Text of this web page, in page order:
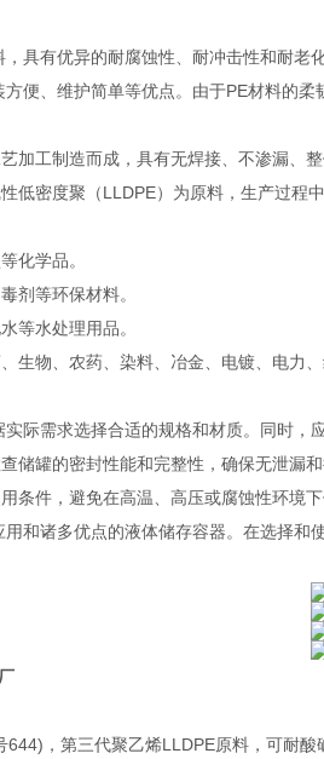
具有优异的耐腐蚀性、耐冲击性和耐老
便、维护简单等优点。由于PE材料的
加工制造而成，具有无焊接、不渗漏、整
低密度聚（LLDPE）为原料，生产过程
化学品。
剂等环保材料。
等水处理用品。
生物、农药、染料、冶金、电镀、电力
际需求选择合适的规格和材质。同时，
储罐的密封性能和完整性，确保无泄漏
条件，避免在高温、高压或腐蚀性环境下
和诸多优点的液体储存容器。在选择
，第三代聚乙烯LLDPE原料，可耐酸